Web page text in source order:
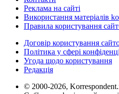
Реклама на сайті
Використання матеріалів
Правила користування
Договір користування
Політика у сфері
Угода щодо користування
Редакція
© 2000-2026,